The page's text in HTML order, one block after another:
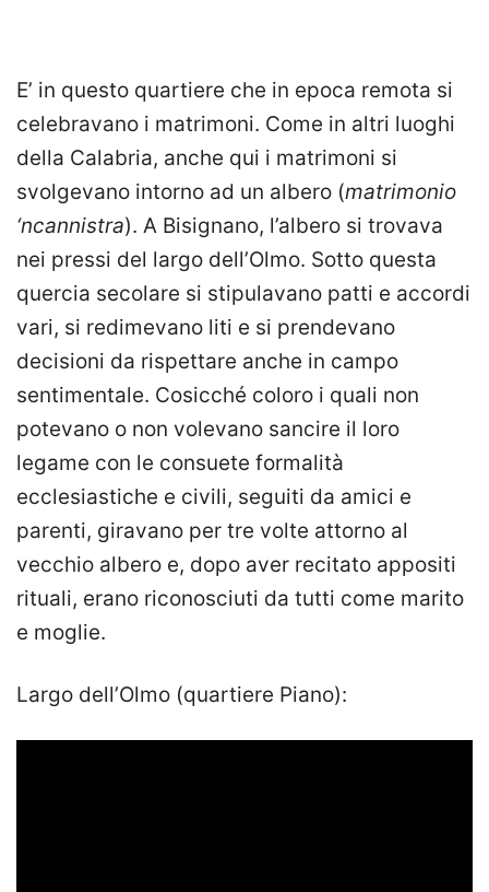
E’ in questo quartiere che in epoca remota si
celebravano i matrimoni. Come in altri luoghi
della Calabria, anche qui i matrimoni si
svolgevano intorno ad un albero (matrimonio
‘ncannistra). A Bisignano, l’albero si trovava
nei pressi del largo dell’Olmo. Sotto questa
quercia secolare si stipulavano patti e accordi
vari, si redimevano liti e si prendevano
decisioni da rispettare anche in campo
sentimentale. Cosicché coloro i quali non
potevano o non volevano sancire il loro
legame con le consuete formalità
ecclesiastiche e civili, seguiti da amici e
parenti, giravano per tre volte attorno al
vecchio albero e, dopo aver recitato appositi
rituali, erano riconosciuti da tutti come marito
e moglie.
Largo dell’Olmo (quartiere Piano):